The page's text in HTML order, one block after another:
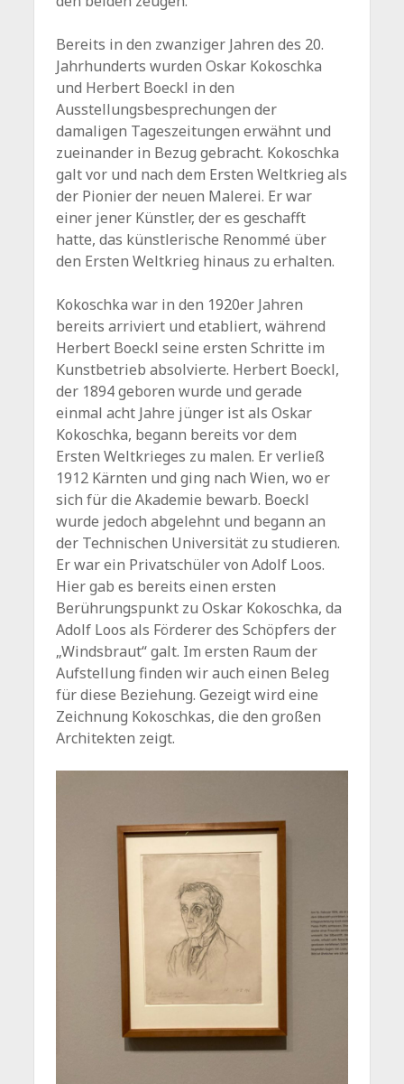
Bereits in den zwanziger Jahren des 20.
Jahrhunderts wurden Oskar Kokoschka
und Herbert Boeckl in den
Ausstellungsbesprechungen der
damaligen Tageszeitungen erwähnt und
zueinander in Bezug gebracht. Kokoschka
galt vor und nach dem Ersten Weltkrieg als
der Pionier der neuen Malerei. Er war
einer jener Künstler, der es geschafft
hatte, das künstlerische Renommé über
den Ersten Weltkrieg hinaus zu erhalten.
Kokoschka war in den 1920er Jahren
bereits arriviert und etabliert, während
Herbert Boeckl seine ersten Schritte im
Kunstbetrieb absolvierte. Herbert Boeckl,
der 1894 geboren wurde und gerade
einmal acht Jahre jünger ist als Oskar
Kokoschka, begann bereits vor dem
Ersten Weltkrieges zu malen. Er verließ
1912 Kärnten und ging nach Wien, wo er
sich für die Akademie bewarb. Boeckl
wurde jedoch abgelehnt und begann an
der Technischen Universität zu studieren.
Er war ein Privatschüler von Adolf Loos.
Hier gab es bereits einen ersten
Berührungspunkt zu Oskar Kokoschka, da
Adolf Loos als Förderer des Schöpfers der
„Windsbraut“ galt. Im ersten Raum der
Aufstellung finden wir auch einen Beleg
für diese Beziehung. Gezeigt wird eine
Zeichnung Kokoschkas, die den großen
Architekten zeigt.